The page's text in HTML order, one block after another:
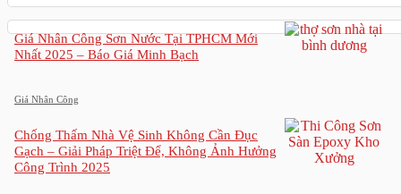
Giá Nhân Công Sơn Nước Tại TPHCM Mới
Nhất 2025 – Báo Giá Minh Bạch
Giá Nhân Công
Chống Thấm Nhà Vệ Sinh Không Cần Đục
Gạch – Giải Pháp Triệt Để, Không Ảnh Hưởng
Công Trình 2025